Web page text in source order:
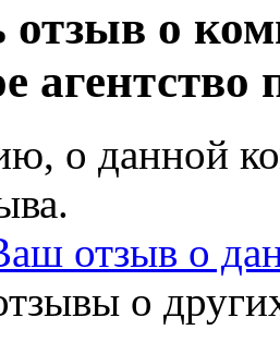
отзыв о
о данной
отзыв о
о